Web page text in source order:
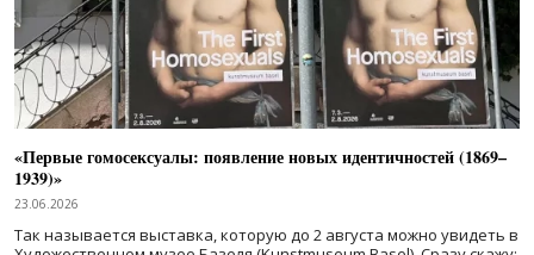
«Первые гомосексуалы: появление новых идентичностей (1869–
1939)»
23.06.2026
Так называется выставка, которую до 2 августа можно увидеть в